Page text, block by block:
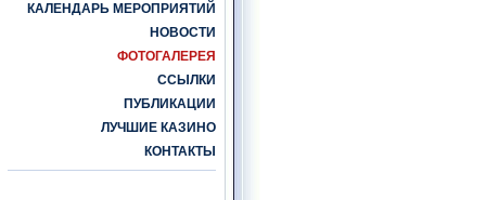
КАЛЕНДАРЬ МЕРОПРИЯТИЙ
НОВОСТИ
ФОТОГАЛЕРЕЯ
ССЫЛКИ
ПУБЛИКАЦИИ
ЛУЧШИЕ КАЗИНО
КОНТАКТЫ